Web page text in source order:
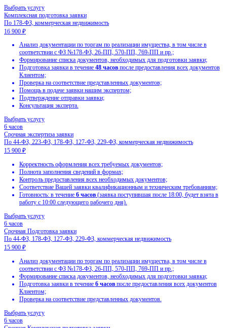
Экспертиза заявки
По 44-ФЗ, 223-ФЗ, 178-ФЗ, 127-ФЗ, 229-ФЗ, коммерческая